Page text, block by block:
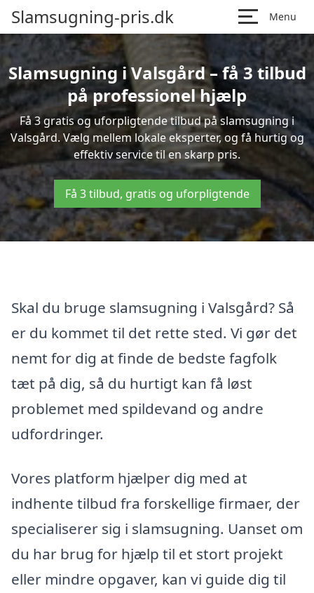
Slamsugning-pris.dk Menu
Slamsugning i Valsgård – få 3 tilbud
på professionel hjælp
Få 3 gratis og uforpligtende tilbud på slamsugning i
Valsgård. Vælg mellem lokale eksperter, og få hurtig og
effektiv service til en skarp pris.
Få 3 tilbud, gratis og uforpligtende
Skal du bruge slamsugning i Valsgård? Så
er du kommet til det rette sted. Vi gør det
nemt for dig at finde de bedste fagfolk
tæt på dig, så du hurtigt kan få løst
problemet med spildevand og andre
udfordringer.
Vores platform hjælper dig med at
indhente tilbud fra forskellige firmaer, der
specialiserer sig i slamsugning. Uanset om
du har brug for hjælp til et stort projekt
eller mindre opgaver, kan vi guide dig til